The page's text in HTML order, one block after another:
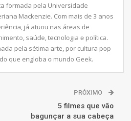
formada pela Universidade
Mackenzie. Com mais de 3 anos
já atuou nas áreas de
saúde, tecnologia e política.
pela sétima arte, por cultura pop
que engloba o mundo Geek.
PRÓXIMO
5 filmes que vão
bagunçar a sua cabeça